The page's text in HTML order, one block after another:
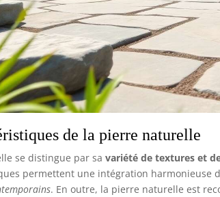
de la pierre naturelle
se distingue par savariété de textures et
permettent une intégration harmonieuse
. En outre, la pierre naturelle est